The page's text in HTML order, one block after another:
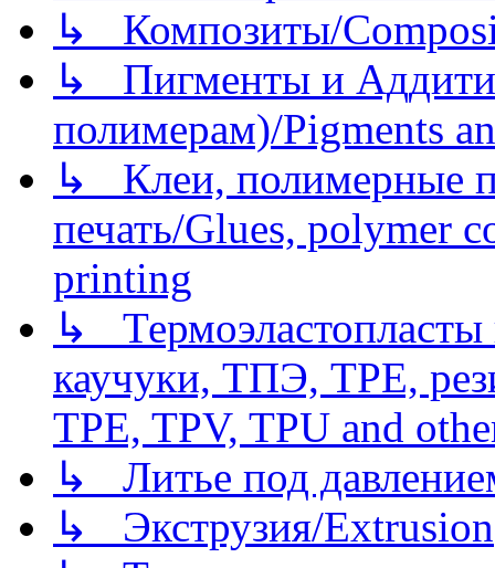
↳ Композиты/
↳ Пигменты и
полимерам)/Pigments
↳ Клеи, полимерные
печать/Glues, polymer
printing
↳
каучуки, ТПЭ, TPE,
TPE, TPV, TPU and
↳ Литье под
↳ Экструзия/Extrusion